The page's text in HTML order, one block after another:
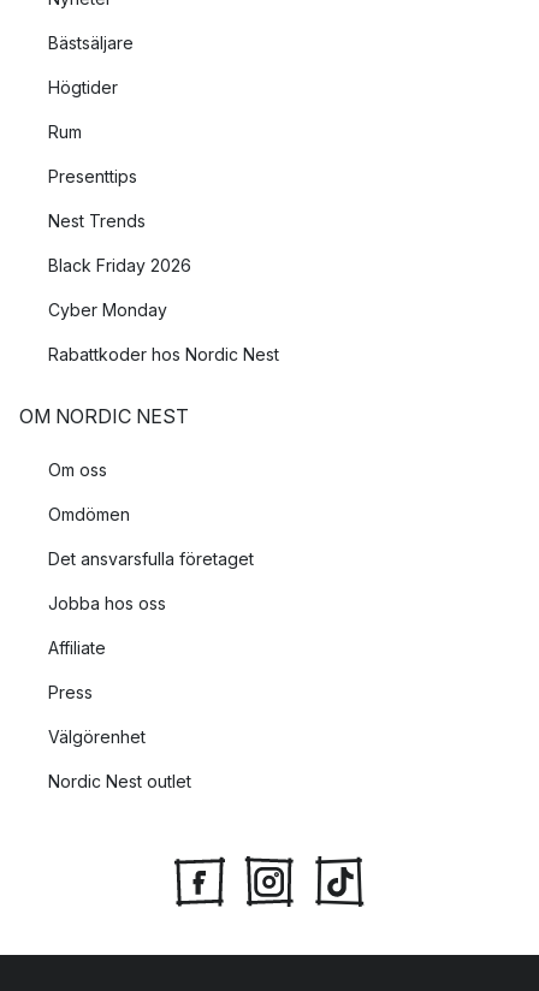
Bästsäljare
Högtider
Rum
Presenttips
Nest Trends
Black Friday 2026
Cyber Monday
Rabattkoder hos Nordic Nest
OM NORDIC NEST
Om oss
Omdömen
Det ansvarsfulla företaget
Jobba hos oss
Affiliate
Press
Välgörenhet
Nordic Nest outlet